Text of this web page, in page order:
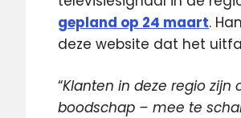
gepland op 24 maart.
deze website dat het
“Klanten in deze regio
boodschap – mee te